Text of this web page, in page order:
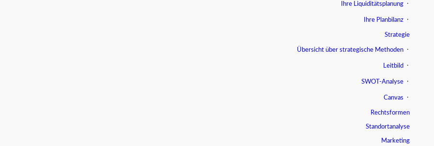
Ihre Liquiditätsplanung
Ihre Planbilanz
Strategie
Übersicht über strategische Methoden
Leitbild
SWOT-Analyse
Canvas
Rechtsformen
Standortanalyse
Marketing